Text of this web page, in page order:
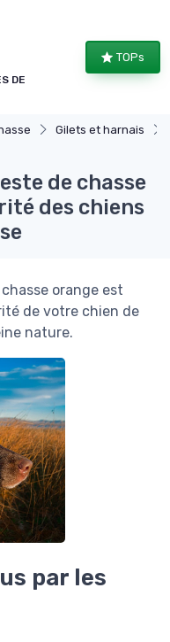
DE
TOPs
Gilets et harnais
de chasse
des chiens
orange est
de votre chien de
nature.
par les